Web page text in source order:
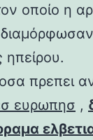
οποίο η
ηπείρου.
πρεπει
ευρωπησ ,